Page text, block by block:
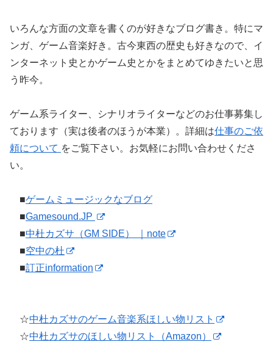
いろんな方面の文章を書くのが好きなブログ書き。特にマ
ンガ、ゲーム音楽好き。古今東西の歴史も好きなので、イ
ンターネット史とかゲーム史とかをまとめてゆきたいと思
う昨今。
ゲーム系ライター、シナリオライターなどのお仕事募集し
ております（実は後者のほうが本業）。詳細は仕事のご依
頼について をご覧下さい。お気軽にお問い合わせくださ
い。
■ゲームミュージックなブログ
■Gamesound.JP
■中杜カズサ（GM SIDE） ｜note
■空中の杜
■訂正information
☆中杜カズサのゲーム音楽系ほしい物リスト
☆中杜カズサのほしい物リスト（Amazon）